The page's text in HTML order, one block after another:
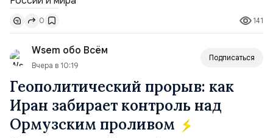
Томагавк.«Япония отбросила обманчивую видимость
„исключительно оборонительной страны“ и выносит
вопрос о собственном ядерном вооружении на
всеобщее обозрение, одновреме...
0 141
Wsem обо Всём
Вчера в 10:19
Подписаться
Геополитический прорыв: как
Иран забирает контроль над
Ормузским проливом